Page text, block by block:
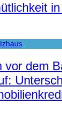
vor dem